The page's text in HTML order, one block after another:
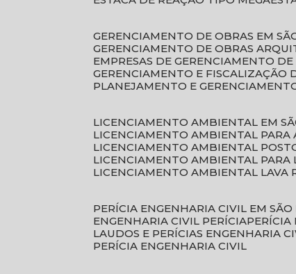
GERENCIAMENTO DE OBRAS EM
GERENCIAMENTO DE OBRAS
EMPRESAS DE GERENCIAMENTO
GERENCIAMENTO E FISCALIZAÇÃO
PLANEJAMENTO E
LICENCIAMENTO AMBIENTAL EM
LICENCIAMENTO AMBIENTAL PARA
LICENCIAMENTO AMBIENTAL
LICENCIAMENTO AMBIENTAL
LICENCIAMENTO AMBIENTAL LAVA
PERÍCIA ENGENHARIA CIVIL EM
ENGENHARIA CIVIL PERÍCIA
LAUDOS E PERÍCIAS ENGENHARIA
PERÍCIA ENGENHARIA CIVIL